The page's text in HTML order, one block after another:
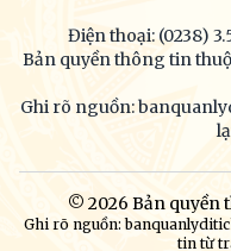
Điện thoại: (0238)
Bản quyền thông tin
Ghi rõ nguồn:
© 2026 Bản quyền
Ghi rõ nguồn:
tin từ